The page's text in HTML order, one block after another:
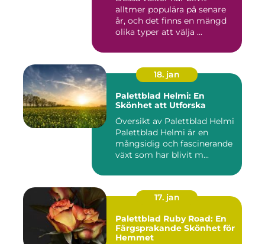
alltmer populära på senare
år, och det finns en mängd
olika typer att välja ...
18. jan
Palettblad Helmi: En
Skönhet att Utforska
Översikt av Palettblad Helmi
Palettblad Helmi är en
mångsidig och fascinerande
växt som har blivit m...
17. jan
Palettblad Ruby Road: En
Färgsprakande Skönhet för
Hemmet